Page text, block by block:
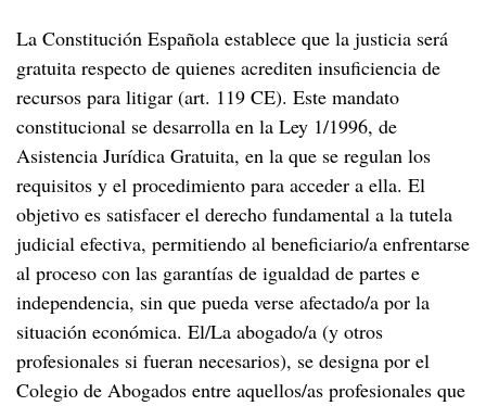
La Constitución Española establece que la justicia será
gratuita respecto de quienes acrediten insuficiencia de
recursos para litigar (art. 119 CE). Este mandato
constitucional se desarrolla en la Ley 1/1996, de
Asistencia Jurídica Gratuita, en la que se regulan los
requisitos y el procedimiento para acceder a ella. El
objetivo es satisfacer el derecho fundamental a la tutela
judicial efectiva, permitiendo al beneficiario/a enfrentarse
al proceso con las garantías de igualdad de partes e
independencia, sin que pueda verse afectado/a por la
situación económica. El/La abogado/a (y otros
profesionales si fueran necesarios), se designa por el
Colegio de Abogados entre aquellos/as profesionales que